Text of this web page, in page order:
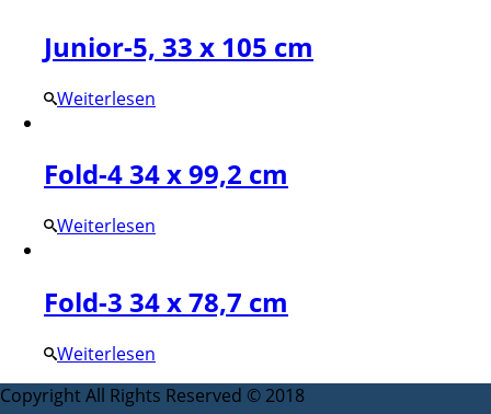
Junior-5, 33 x 105 cm
Weiterlesen
Fold-4 34 x 99,2 cm
Weiterlesen
Fold-3 34 x 78,7 cm
Weiterlesen
Copyright All Rights Reserved © 2018